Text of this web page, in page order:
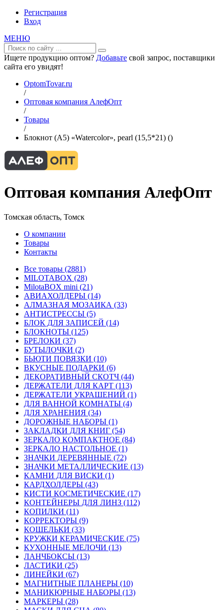
Регистрация
Вход
МЕНЮ
Ищете продукцию оптом? Добавьте свой запрос, поставщики
сайта его увидят!
OptomTovar.ru
/
Оптовая компания АлефОпт
/
Товары
/
Блокнот (A5) «Watercolor», pearl (15,5*21) ()
Оптовая компания АлефОпт
Томская область, Томск
О компании
Товары
Контакты
Все товары (2881)
MILOTABOX (28)
MilotaBOX mini (21)
АВИАХОЛДЕРЫ (14)
АЛМАЗНАЯ МОЗАИКА (33)
АНТИСТРЕССЫ (5)
БЛОК ДЛЯ ЗАПИСЕЙ (14)
БЛОКНОТЫ (125)
БРЕЛОКИ (37)
БУТЫЛОЧКИ (2)
БЬЮТИ ПОВЯЗКИ (10)
ВКУСНЫЕ ПОДАРКИ (6)
ДЕКОРАТИВНЫЙ СКОТЧ (44)
ДЕРЖАТЕЛИ ДЛЯ КАРТ (113)
ДЕРЖАТЕЛИ УКРАШЕНИЙ (1)
ДЛЯ ВАННОЙ КОМНАТЫ (4)
ДЛЯ ХРАНЕНИЯ (34)
ДОРОЖНЫЕ НАБОРЫ (1)
ЗАКЛАДКИ ДЛЯ КНИГ (54)
ЗЕРКАЛО КОМПАКТНОЕ (84)
ЗЕРКАЛО НАСТОЛЬНОЕ (1)
ЗНАЧКИ ДЕРЕВЯННЫЕ (72)
ЗНАЧКИ МЕТАЛЛИЧЕСКИЕ (13)
КАМНИ ДЛЯ ВИСКИ (1)
КАРДХОЛДЕРЫ (43)
КИСТИ КОСМЕТИЧЕСКИЕ (17)
КОНТЕЙНЕРЫ ДЛЯ ЛИНЗ (112)
КОПИЛКИ (11)
КОРРЕКТОРЫ (9)
КОШЕЛЬКИ (33)
КРУЖКИ КЕРАМИЧЕСКИЕ (75)
КУХОННЫЕ МЕЛОЧИ (13)
ЛАНЧБОКСЫ (13)
ЛАСТИКИ (25)
ЛИНЕЙКИ (67)
МАГНИТНЫЕ ПЛАНЕРЫ (10)
МАНИКЮРНЫЕ НАБОРЫ (13)
МАРКЕРЫ (28)